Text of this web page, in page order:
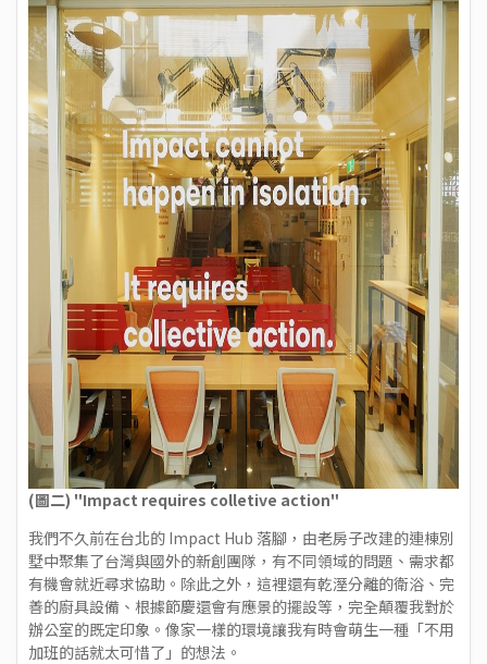
(圖二) "Impact requires colletive action"
我們不久前在台北的 Impact Hub 落腳，由老房子改建的連棟別
墅中聚集了台灣與國外的新創團隊，有不同領域的問題、需求都
有機會就近尋求協助。除此之外，這裡還有乾溼分離的衛浴、完
善的廚具設備、根據節慶還會有應景的擺設等，完全顛覆我對於
辦公室的既定印象。像家一樣的環境讓我有時會萌生一種「不用
加班的話就太可惜了」的想法。